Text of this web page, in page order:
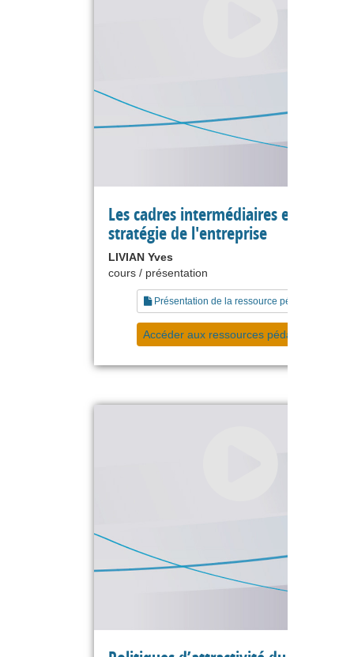
Les cadres intermédiaires et la
stratégie de l'entreprise
LIVIAN Yves
cours / présentation
Présentation de la ressource pédagogique
Accéder aux ressources pédagogiques